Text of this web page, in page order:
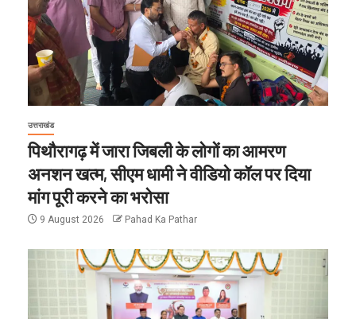
उत्तराखंड
पिथौरागढ़ में जारा जिबली के लोगों का आमरण
अनशन खत्म, सीएम धामी ने वीडियो कॉल पर दिया
मांग पूरी करने का भरोसा
9 August 2026 Pahad Ka Pathar